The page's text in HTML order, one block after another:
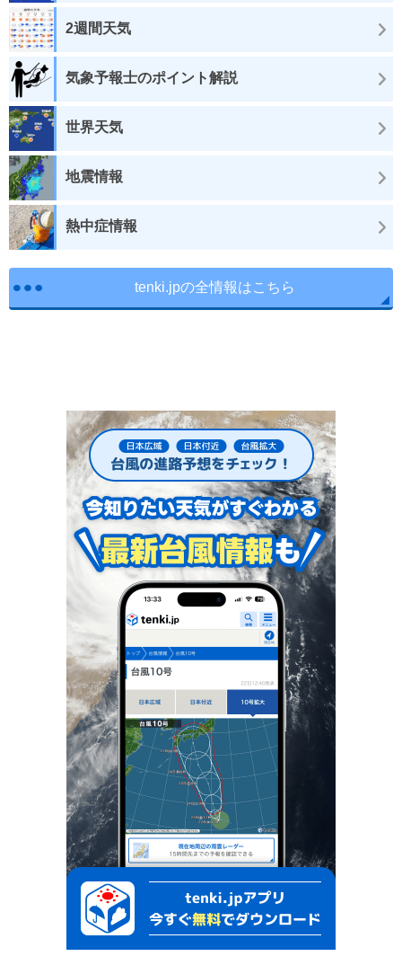
2週間天気
気象予報士のポイント解説
世界天気
地震情報
熱中症情報
tenki.jpの全情報はこちら